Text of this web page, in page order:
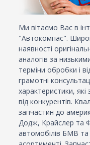
Ми вітаємо Вас в
"Автокомпас".
наявності
аналогів за
терміни обробки і
грамотні
характеристики,
від конкурентів.
запчастин до
Додж, Крайслер та
автомобілів БМВ